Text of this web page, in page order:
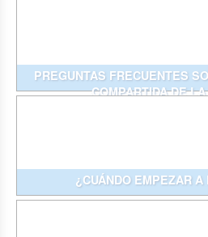
PREGUNTAS FRECUENTES
COMPARTIDA DE
¿CUÁNDO EMPEZAR